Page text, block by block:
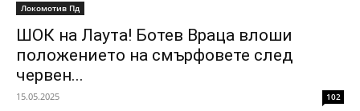
Локомотив Пд
ШОК на Лаута! Ботев Враца влоши
положението на смърфовете след
червен...
15.05.2025 102